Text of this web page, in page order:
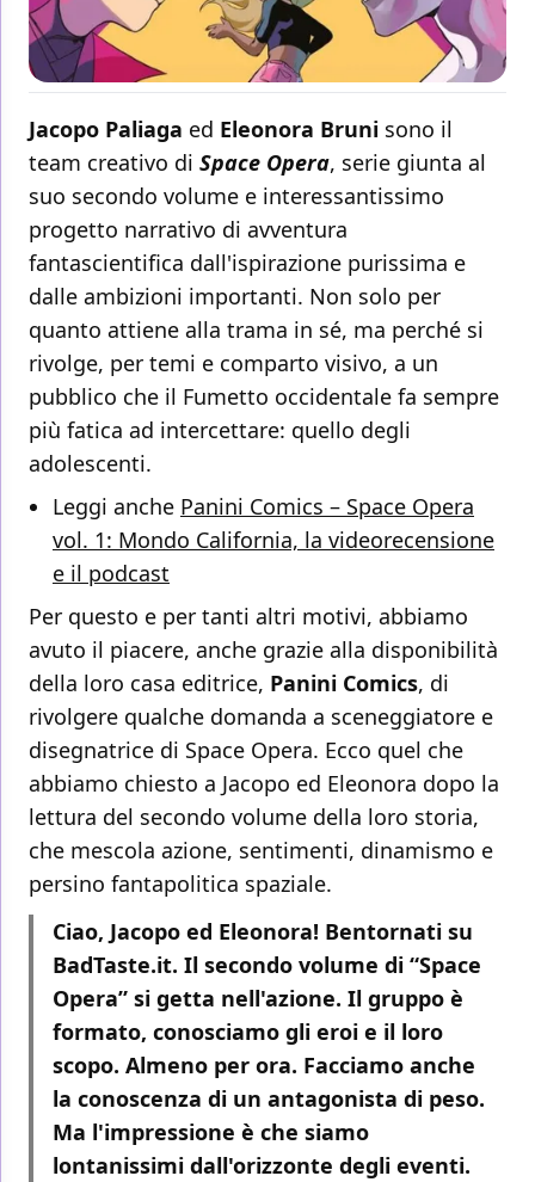
Jacopo Paliaga ed Eleonora Bruni sono il
team creativo di Space Opera, serie giunta al
suo secondo volume e interessantissimo
progetto narrativo di avventura
fantascientifica dall'ispirazione purissima e
dalle ambizioni importanti. Non solo per
quanto attiene alla trama in sé, ma perché si
rivolge, per temi e comparto visivo, a un
pubblico che il Fumetto occidentale fa sempre
più fatica ad intercettare: quello degli
adolescenti.
Leggi anche Panini Comics – Space Opera
vol. 1: Mondo California, la videorecensione
e il podcast
Per questo e per tanti altri motivi, abbiamo
avuto il piacere, anche grazie alla disponibilità
della loro casa editrice, Panini Comics, di
rivolgere qualche domanda a sceneggiatore e
disegnatrice di Space Opera. Ecco quel che
abbiamo chiesto a Jacopo ed Eleonora dopo la
lettura del secondo volume della loro storia,
che mescola azione, sentimenti, dinamismo e
persino fantapolitica spaziale.
Ciao, Jacopo ed Eleonora! Bentornati su
BadTaste.it. Il secondo volume di “Space
Opera” si getta nell'azione. Il gruppo è
formato, conosciamo gli eroi e il loro
scopo. Almeno per ora. Facciamo anche
la conoscenza di un antagonista di peso.
Ma l'impressione è che siamo
lontanissimi dall'orizzonte degli eventi.